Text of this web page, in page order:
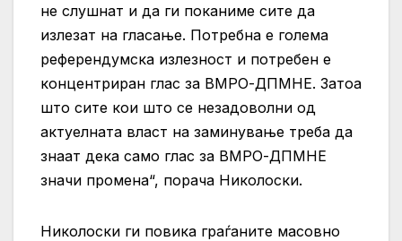
не слушнат и да ги поканиме сите да
излезат на гласање. Потребна е голема
референдумска излезност и потребен е
концентриран глас за ВМРО-ДПМНЕ. Затоа
што сите кои што се незадоволни од
актуелната власт на заминување треба да
знаат дека само глас за ВМРО-ДПМНЕ
значи промена“, порача Николоски.
Николоски ги повика граѓаните масовно